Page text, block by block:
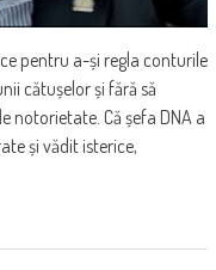
pentru a-și regla conturile
cătușelor și fără să
notorietate. Că șefa DNA a
și vădit isterice,